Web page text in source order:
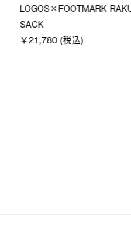
LOGOS×FOOTMARK RAKU
SACK
￥21,780 (税込)